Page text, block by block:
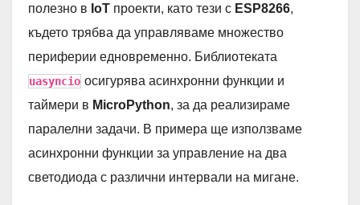
полезно в IoT проекти, като тези с ESP8266,
където трябва да управляваме множество
периферии едновременно. Библиотеката
uasyncio осигурява асинхронни функции и
таймери в MicroPython, за да реализираме
паралелни задачи. В примера ще използваме
асинхронни функции за управление на два
светодиода с различни интервали на мигане.